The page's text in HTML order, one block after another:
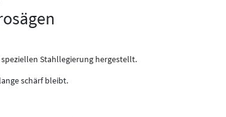
Stahllegierung hergestellt.
schärf bleibt.